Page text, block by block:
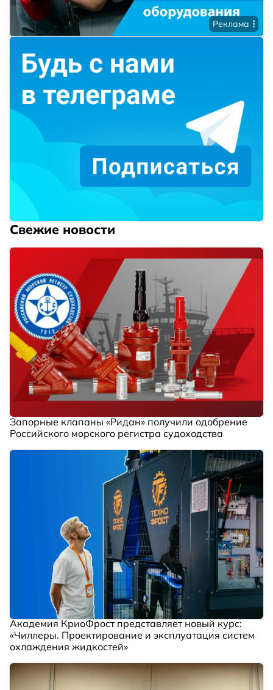
Реклама
Свежие новости
Запорные клапаны «Ридан» получили одобрение
Российского морского регистра судоходства
Академия КриоФрост представляет новый курс:
«Чиллеры. Проектирование и эксплуатация систем
охлаждения жидкостей»